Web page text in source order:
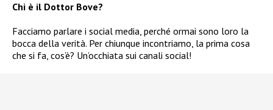
Chi è il Dottor Bove?
Facciamo parlare i social media, perché ormai sono loro la
bocca della verità. Per chiunque incontriamo, la prima cosa
che si fa, cos’è? Un’occhiata sui canali social!